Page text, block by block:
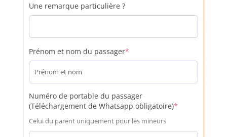
Une remarque particulière ?
Prénom et nom du passager*(required)
Numéro de portable du passager
(Téléchargement de Whatsapp obligatoire)*(required)
Celui du parent uniquement pour les mineurs